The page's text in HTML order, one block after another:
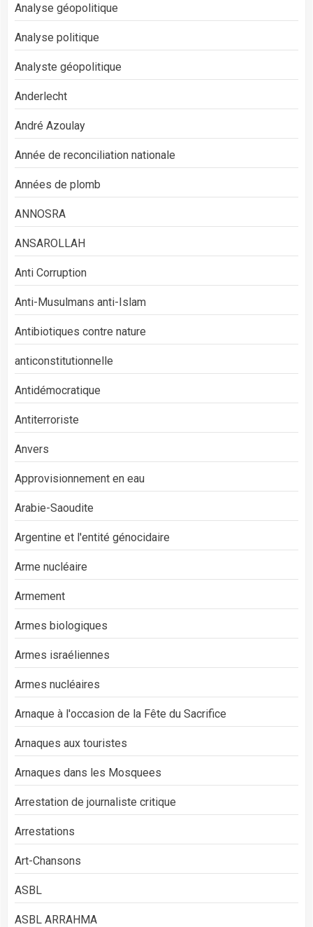
Analyse géopolitique
Analyse politique
Analyste géopolitique
Anderlecht
André Azoulay
Année de reconciliation nationale
Années de plomb
ANNOSRA
ANSAROLLAH
Anti Corruption
Anti-Musulmans anti-Islam
Antibiotiques contre nature
anticonstitutionnelle
Antidémocratique
Antiterroriste
Anvers
Approvisionnement en eau
Arabie-Saoudite
Argentine et l'entité génocidaire
Arme nucléaire
Armement
Armes biologiques
Armes israéliennes
Armes nucléaires
Arnaque à l'occasion de la Fête du Sacrifice
Arnaques aux touristes
Arnaques dans les Mosquees
Arrestation de journaliste critique
Arrestations
Art-Chansons
ASBL
ASBL ARRAHMA